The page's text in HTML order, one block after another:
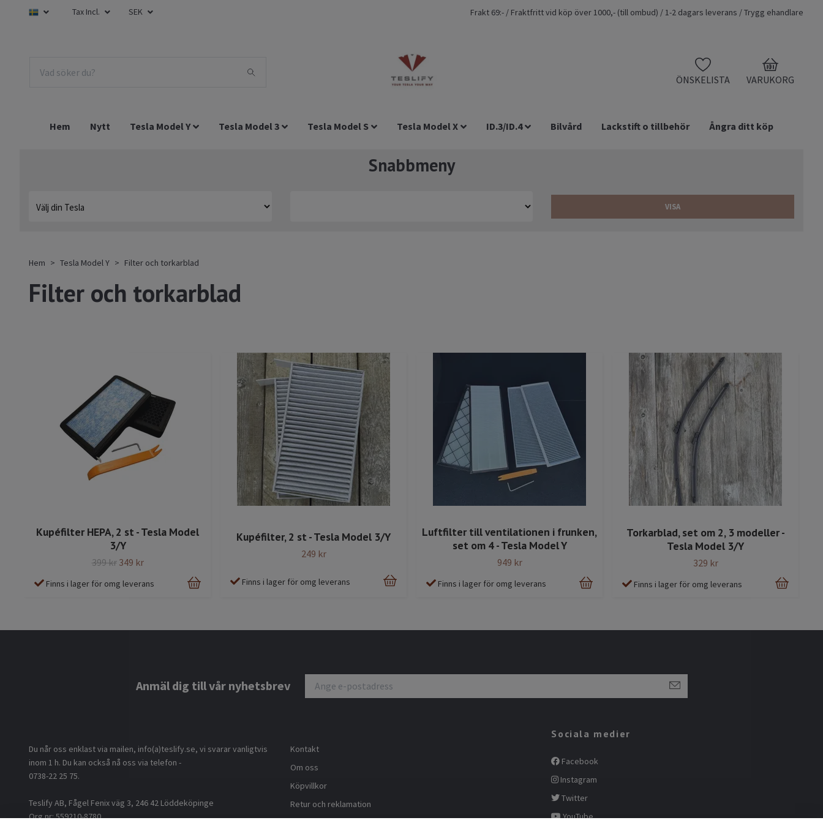
Tax Incl. SEK Frakt 69:- / Fraktfritt vid köp över 1000,- (till ombud) / 1-2 dagars leverans / Trygg ehandlare
ÖNSKELISTA
0
VARUKORG
Hem Nytt Tesla Model Y Tesla Model 3 Tesla Model S Tesla Model X ID.3/ID.4 Bilvård Lackstift o tillbehör Ångra ditt köp
Snabbmeny
VISA
Hem Tesla Model Y Filter och torkarblad
Filter och torkarblad
Kupéfilter HEPA, 2 st - Tesla Model
3/Y
399 kr 349 kr
Finns i lager för omg leverans
Kupéfilter, 2 st - Tesla Model 3/Y
249 kr
Finns i lager för omg leverans
Luftfilter till ventilationen i frunken,
set om 4 - Tesla Model Y
949 kr
Finns i lager för omg leverans
Torkarblad, set om 2, 3 modeller -
Tesla Model 3/Y
329 kr
Finns i lager för omg leverans
Anmäl dig till vår nyhetsbrev
Du når oss enklast via mailen, info(a)teslify.se, vi svarar vanligtvis
inom 1 h. Du kan också nå oss via telefon -
0738-22 25 75.
Teslify AB, Fågel Fenix väg 3, 246 42 Löddeköpinge
Org nr: 559210-8780
Kontakt
Om oss
Köpvillkor
Retur och reklamation
Sociala medier
Facebook
Instagram
Twitter
YouTube